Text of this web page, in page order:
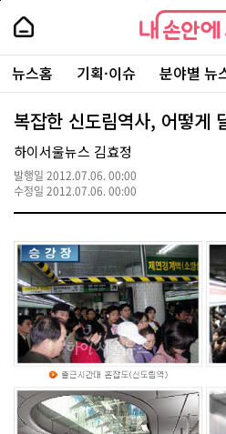
본
로
가
내
손
안
에
서
울
-
서
울
시
대
표
소
포
털
내
손
에
울
주
요
서
뉴스홈 기획·이슈 분야별 뉴
복잡한 신도림역사, 어떻게
하이서울뉴스 김효정
발행일 2012.07.06. 00:00
수정일 2012.07.06. 00:00
페
상
단
로